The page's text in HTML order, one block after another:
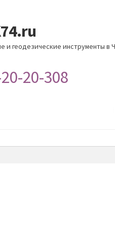
геодезические инструменты в
20-308